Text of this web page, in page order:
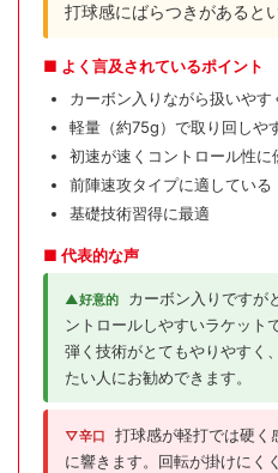
打球感にばらつきがあると
■ よく言及されているポイント
カーボン入りながら扱いやす
軽量（約75g）で取り回しや
初速が速くコントロール性に
前陣速攻タイプに適している
基礎技術習得に最適
■ 代表的な声
▲好意的
カーボン入りですが
ントロールしやすいラケット
弾く技術がとてもやりやすく
たい人にお勧めできます。
▽辛口
打球感が軽打では硬く
に響きます。回転が掛けにく